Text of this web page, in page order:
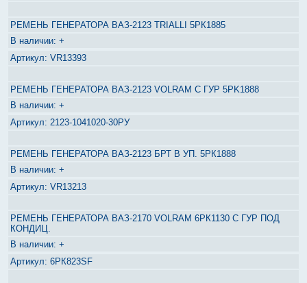
РЕМЕНЬ ГЕНЕРАТОРА ВАЗ-2123 TRIALLI 5РК1885
+
VR13393
РЕМЕНЬ ГЕНЕРАТОРА ВАЗ-2123 VOLRAM С ГУР 5PK1888
+
2123-1041020-30РУ
РЕМЕНЬ ГЕНЕРАТОРА ВАЗ-2123 БРТ В УП. 5РК1888
+
VR13213
РЕМЕНЬ ГЕНЕРАТОРА ВАЗ-2170 VOLRAM 6РК1130 С ГУР ПОД
КОНДИЦ.
+
6РК823SF